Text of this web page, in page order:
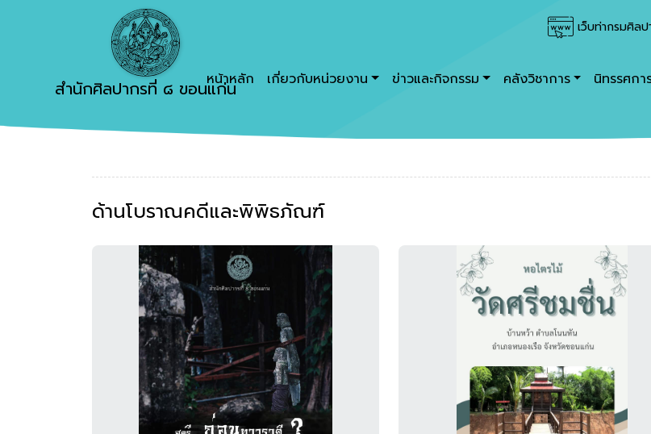
เว็บท่ากรมศิลป
สำนักศิลปากรที่ ๘ ขอนแก่น
หน้าหลัก เกี่ยวกับหน่วยงาน ข่าวและกิจกรรม คลังวิชาการ นิทรรศกา
ด้านโบราณคดีและพิพิธภัณฑ์